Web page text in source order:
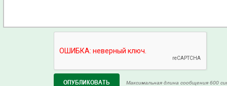
Максимальная длина сообщения 600